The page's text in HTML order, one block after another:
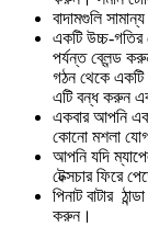
বাদামগুলি
একটি উচ্চ-গতির
পর্যন্ত ব্লেন্ড
গঠন থেকে একটি
এটি বন্ধ করুন
একবার আপনি
কোনো মশলা
আপনি যদি
টেক্সচার ফিরে
পিনাট বাটার
করুন।